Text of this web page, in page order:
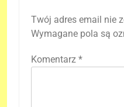
Twój adres email nie
Wymagane pola są
Komentarz *